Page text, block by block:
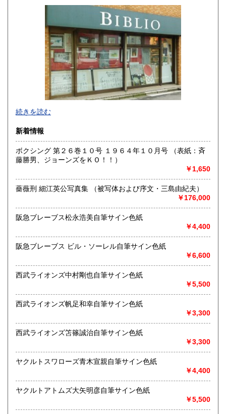
660円 福岡県
660円 長崎県
660円 大分県
660円 鹿児島県
660円
色紙・掛軸・書簡・原稿・芸能人のサインなどの肉筆類、野
球をはじめスポーツ関連書籍やユニホーム・バット・グロー
沿線名：都営新宿線・三田線、東京メトロ半蔵門線
最寄駅：神保町駅A7出口徒歩3分・JRお茶の水駅徒歩8分
営業時間：11:00〜18:00
書籍の買取について
色紙・掛軸・書簡・原稿・芸能人のサインなどの肉筆類、野
球をはじめスポーツ関連の書籍やユニホーム・バット・グロ
ーブなどの実使用品・記念品を専門的に扱っています。
取り扱い分野
続きを読む
新着情報
ボクシング 第２６巻１０号 １９６４年１０月号 （表紙：斉
藤勝男、ジョーンズをＫＯ！！）
￥1,650
薔薇刑 細江英公写真集 （被写体および序文・三島由紀夫）
￥176,000
阪急ブレーブス松永浩美自筆サイン色紙
￥4,400
阪急ブレーブス ビル・ソーレル自筆サイン色紙
￥6,600
西武ライオンズ中村剛也自筆サイン色紙
￥5,500
西武ライオンズ帆足和幸自筆サイン色紙
￥3,300
西武ライオンズ笘篠誠治自筆サイン色紙
￥3,300
ヤクルトスワローズ青木宣親自筆サイン色紙
￥4,400
ヤクルトアトムズ大矢明彦自筆サイン色紙
￥5,500